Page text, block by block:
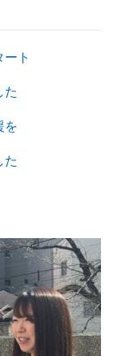
ト
た
を
た